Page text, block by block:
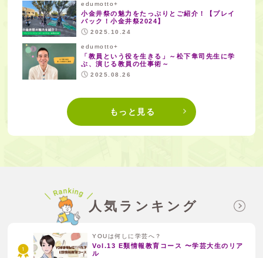
edumotto+
小金井祭の魅力をたっぷりとご紹介！【プレイ
バック！小金井祭2024】
2025.10.24
edumotto+
「教員という役を生きる」～松下隼司先生に学
ぶ、演じる教員の仕事術～
2025.08.26
もっと見る
人気ランキング
YOUは何しに学芸へ？
Vol.13 E類情報教育コース 〜学芸大生のリア
ル